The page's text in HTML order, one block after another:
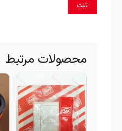
محصولات مرتبط